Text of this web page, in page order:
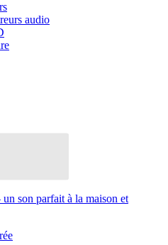
audio
son parfait à la maison et